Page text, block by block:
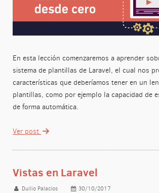
En esta lección comenzaremos a aprender
sistema de plantillas de Laravel, el cual nos
características que deberíamos tener en un
plantillas, como por ejemplo la capacidad de
de forma automática.
Ver post
Vistas en Laravel
Duilio Palacios
30/10/2017